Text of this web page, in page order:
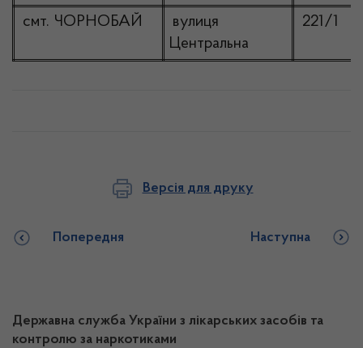
смт. ЧОРНОБАЙ
вулиця
Центральна
221/1
Версія для друку
Попередня Наступна
Державна служба України з лікарських засобів та
контролю за наркотиками